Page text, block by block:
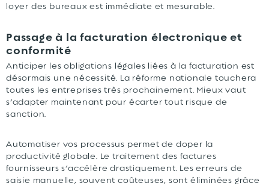
loyer des bureaux est immédiate et mesurable.
Passage à la facturation électronique et
conformité
Anticiper les obligations légales liées à la facturation est
désormais une nécessité. La réforme nationale touchera
toutes les entreprises très prochainement. Mieux vaut
s’adapter maintenant pour écarter tout risque de
sanction.
Automatiser vos processus permet de doper la
productivité globale. Le traitement des factures
fournisseurs s’accélère drastiquement. Les erreurs de
saisie manuelle, souvent coûteuses, sont éliminées grâce